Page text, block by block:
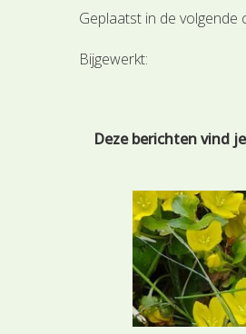
Geplaatst in de volgende
Bijgewerkt:
Deze berichten vind